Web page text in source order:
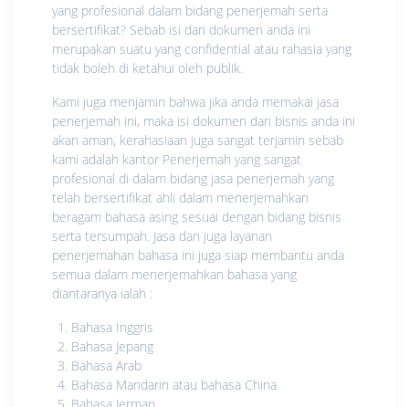
yang profesional dalam bidang penerjemah serta
bersertifikat? Sebab isi dari dokumen anda ini
merupakan suatu yang confidential atau rahasia yang
tidak boleh di ketahui oleh publik.
Kami juga menjamin bahwa jika anda memakai jasa
penerjemah ini, maka isi dokumen dari bisnis anda ini
akan aman, kerahasiaan juga sangat terjamin sebab
kami adalah kantor Penerjemah yang sangat
profesional di dalam bidang jasa penerjemah yang
telah bersertifikat ahli dalam menerjemahkan
beragam bahasa asing sesuai dengan bidang bisnis
serta tersumpah. Jasa dan juga layanan
penerjemahan bahasa ini juga siap membantu anda
semua dalam menerjemahkan bahasa yang
diantaranya ialah :
Bahasa Inggris
Bahasa Jepang
Bahasa Arab
Bahasa Mandarin atau bahasa China